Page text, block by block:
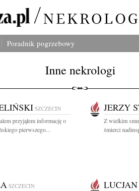
Poradnik pogrzebowy
Inne nekrologi
SZCZECIN
przyjąłem informację o
pierwszego...
JERZY
Z wielkim
śmierci
SZCZECIN